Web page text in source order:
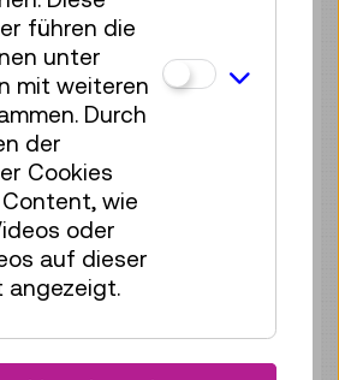
–14:00
– 14:30
führen die
unter
mit weiteren
Durch
der
Cookies
wie
oder
auf dieser
angezeigt.